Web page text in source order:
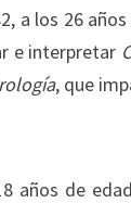
a los 26
e interpretar
, que
años de